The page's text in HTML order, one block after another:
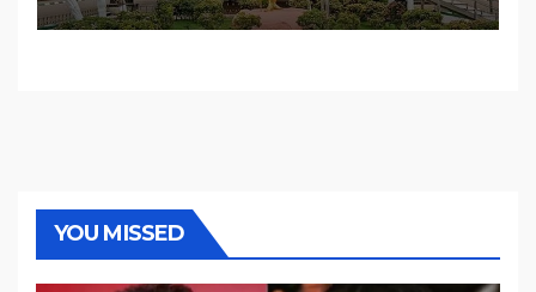
YOU MISSED